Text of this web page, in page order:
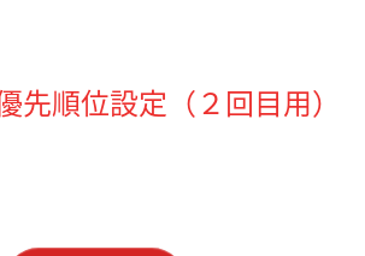
先順位設定（２回目用）